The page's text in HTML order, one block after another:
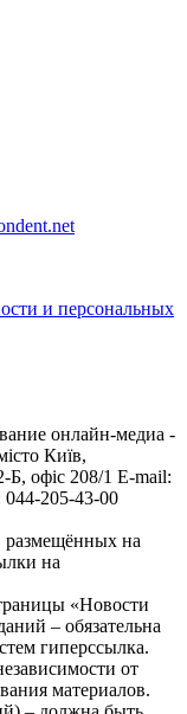
и персональных
онлайн-медиа -
Київ,
офіс 208/1 E-mail:
044-205-43-00
размещённых на
на
«Новости
– обязательна
гиперссылка.
от
материалов.